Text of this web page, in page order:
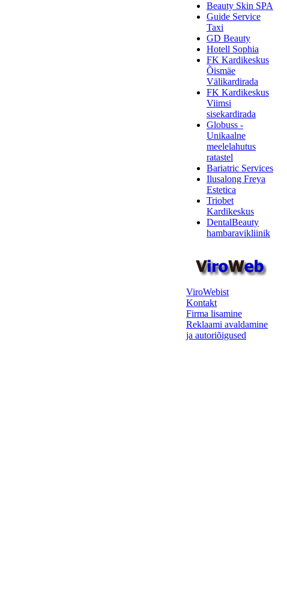
Beauty Skin SPA
Guide Service
Taxi
GD Beauty
Hotell Sophia
FK Kardikeskus
Õismäe
Välikardirada
FK Kardikeskus
Viimsi
sisekardirada
Globuss -
Unikaalne
meelelahutus
ratastel
Bariatric Services
Ilusalong Freya
Estetica
Triobet
Kardikeskus
DentalBeauty
hambaravikliinik
ViroWebist
Kontakt
Firma lisamine
Reklaami avaldamine
ja autoriõigused